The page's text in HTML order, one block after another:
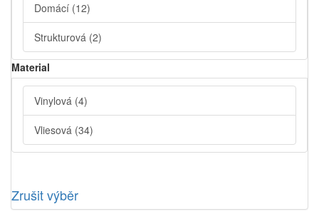
Domácí (12)
Strukturová (2)
Material
Vinylová (4)
Vliesová (34)
Zrušit výběr